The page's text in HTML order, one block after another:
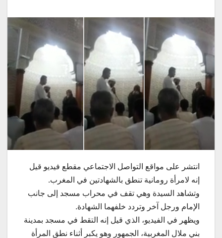
انتشر على مواقع التواصل الاجتماعي مقطع فيديو قيل
إنه لامرأة رومانية تنطق بالشهادتين في المغرب.
وتشاهد السيدة وهي تقف في محراب مسجد إلى جانب
الإمام ورجل آخر وتردد خلفهما الشهادة.
ويظهر في الفيديو، الذي قيل إنه التقط في مسجد بمدينة
بني ملال المغربية، الجمهور وهو يكبر أثناء نطق المرأة